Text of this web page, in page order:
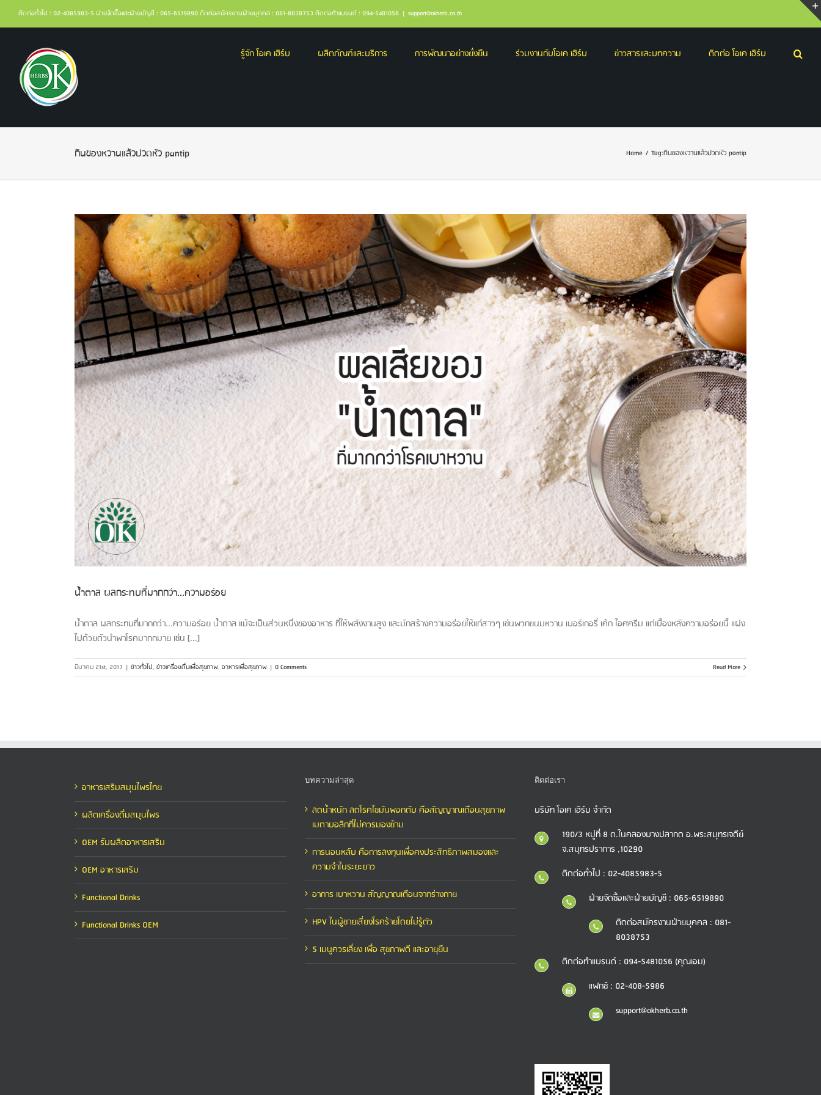
ติดต่อทั่วไป : 02-4085983-5 ฝ่ายจัดซื้อและฝ่ายบัญชี : 065-6519890 ติดต่อสมัครงานฝ่ายบุคคล : 081-8038753 ติดต่อทำแบรนด์ : 094-5481056 | support@okherb.co.th
รู้จัก โอเค เฮิร์บ ผลิตภัณฑ์และบริการ การพัฒนาอย่างยั่งยืน ร่วมงานกับโอเค เฮิร์บ ข่าวสารและบทความ ติดต่อ โอเค เฮิร์บ
กินของหวานแล้วปวดหัว pantip Home / Tag:กินของหวานแล้วปวดหัว pantip
น้ำตาล ผลกระทบที่มากกว่า...ความอร่อย
น้ำตาล ผลกระทบที่มากกว่า...ความอร่อย น้ำตาล แม้จะเป็นส่วนหนึ่งของอาหาร ที่ให้พลังงานสูง และมักสร้างความอร่อยให้แก่สาวๆ เช่นพวกขนมหวาน เบอร์เกอรี่ เค้ก ไอศครีม แต่เบื้องหลังความอร่อยนี้ แฝง
ไปด้วยตัวนำพาโรคมากกมาย เช่น [...]
มีนาคม 21st, 2017 | ข่าวทั่วไป, ข่าวเครื่องดื่มเพื่อสุขภาพ, อาหารเพื่อสุขภาพ | 0 Comments Read More
อาหารเสริมสมุนไพรไทย
ผลิตเครื่องดื่มสมุนไพร
OEM รับผลิตอาหารเสริม
OEM อาหารเสริม
Functional Drinks
Functional Drinks OEM
บทความล่าสุด
ลดน้ำหนัก ลดโรคไขมันพอกตับ คือสัญญาณเตือนสุขภาพ
เมตาบอลิกที่ไม่ควรมองข้าม
การนอนหลับ คือการลงทุนเพื่อคงประสิทธิภาพสมองและ
ความจำในระยะยาว
อาการ เบาหวาน สัญญาณเตือนจากร่างกาย
HPV ในผู้ชายเสี่ยงโรคร้ายโดยไม่รู้ตัว
5 เมนูควรเลี่ยง เพื่อ สุขภาพดี และอายุยืน
ติดต่อเรา
บริษัท โอเค เฮิร์บ จำกัด
190/3 หมู่ที่ 8 ต.ในคลองบางปลากด อ.พระสมุทรเจดีย์
จ.สมุทรปราการ ,10290
ติดต่อทั่วไป : 02-4085983-5
ฝ่ายจัดซื้อและฝ่ายบัญชี : 065-6519890
ติดต่อสมัครงานฝ่ายบุคคล : 081-
8038753
ติดต่อทำแบรนด์ : 094-5481056 (คุณเอม)
แฟกซ์ : 02-408-5986
support@okherb.co.th